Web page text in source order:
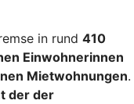
in rund 410
Einwohnerinnen
Mietwohnungen.
der der